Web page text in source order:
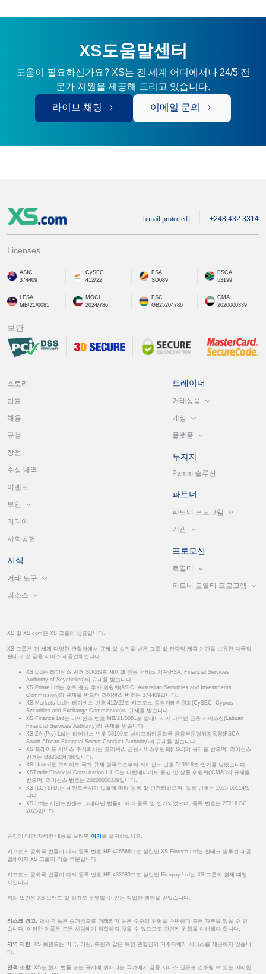
XS도움말센터
도움이 필요하신가요? XS는 전 세계 어디에서나 24/5 전
문가 지원을 제공해 드리고 있습니다.
라이브 채팅 이메일 문의
[email protected] +248 432 3314
Licenses
ASIC
374409
CySEC
412/22
FSA
SD089
FSCA
53199
LFSA
MB/21/0081
MOCI
2024/786
FSC
GB25204786
CMA
2020000339
보안
스토리
법률
채용
규정
장점
수상 내역
이벤트
보안
미디어
사회공헌
지식
거래 도구
리소스
트레이더
거래상품
계정
플랫폼
투자자
Pamm 솔루션
파트너
파트너 프로그램
기관
프로모션
로열티
파트너 로열티 프로그램
XS 및 XS.com은 XS 그룹의 상표입니다.
XS 그룹은 전 세계 다양한 관할권에서 규제 및 승인을 받은 그룹 및 전략적 제휴 기관을 보유한 다국적
핀테크 및 금융 서비스 제공업체입니다.
XS Ltd는 라이센스 번호 SD089로 세이셸 금융 서비스 기관(FSA: Financial Services
Authority of Seychelles)의 규제를 받습니다.
XS Prime Ltd는 호주 증권 투자 위원회(ASIC: Australian Securities and Investments
Commission)의 규제를 받으며 라이센스 번호는 374409입니다.
XS Markets Ltd는 라이센스 번호 412/22로 키프로스 증권거래위원회(CySEC: Cyprus
Securities and Exchange Commission)의 규제를 받습니다.
XS Finance Ltd는 라이선스 번호 MB/21/0081로 말레이시아 라부안 금융 서비스청(Labuan
Financial Services Authority)의 규제를 받습니다.
XS ZA (Pty) Ltd는 라이선스 번호 53199로 남아프리카공화국 금융부문행위감독청(FSCA:
South African Financial Sector Conduct Authority)의 규제를 받습니다.
XS 트레이드 서비스 주식회사는 모리셔스 금융서비스위원회(FSC)의 규제를 받으며, 라이선스
번호는 GB25204786입니다.
XS United은 쿠웨이트 국가 규제 당국으로부터 라이선스 번호 513918로 인가를 받았습니다.
XSTrade Financial Consultation L.L.C는 아랍에미리트 증권 및 상품 위원회('CMA')의 규제를
받으며, 라이선스 번호는 20200000339입니다.
XS (LC) LTD.는 세인트루시아 법률에 따라 등록 및 인가되었으며, 등록 번호는 2025-00114입
니다.
XS Ltd는 세인트빈센트 그레나딘 법률에 따라 등록 및 인가되었으며, 등록 번호는 27216 BC
2025입니다.
규정에 대한 자세한 내용을 보려면 여기 를 클릭하십시오.
키프로스 공화국 법률에 따라 등록 번호 HE 426566으로 설립된 XS Fintech Ltd는 핀테크 솔루션 제공
업체이자 XS 그룹의 기술 부문입니다.
키프로스 공화국 법률에 따라 등록 번호 HE 433983으로 설립된 Ficupay Ltd는 XS 그룹의 결제 대행
사입니다.
위의 법인은 XS 브랜드 및 상표로 운영할 수 있는 적법한 권한을 받았습니다.
리스크 경고: 당사 제품은 증거금으로 거래되며 높은 수준의 위험을 수반하며 모든 자본을 잃을 수 있
습니다. 이러한 제품은 모든 사람에게 적합하지 않을 수 있으므로 관련된 위험을 이해해야 합니다.
지역 제한: XS 브랜드는 미국, 이란, 북한과 같은 특정 관할권의 거주자에게 서비스를 제공하지 않습니
다.
면책 조항: XS는 현지 법률 또는 규제에 위배되는 국가에서 금융 서비스 권유로 간주될 수 있는 어떠한